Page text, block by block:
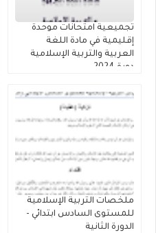
تجميعية امتحانات موحدة
إقليمية في مادة اللغة
العربية والتربية الإسلامية
دورة 2024
ملخصات التربية الإسلامية
للمستوى السادس ابتدائي -
الدورة الثانية